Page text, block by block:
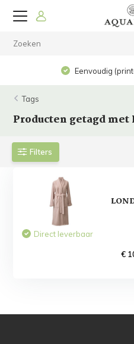
Eenvoudig
Tags
Producten getagd
Filters
Direct leverbaar
€